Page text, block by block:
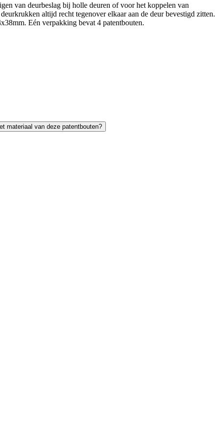
van deurbeslag bij holle deuren of voor het koppelen van
altijd recht tegenover elkaar aan de deur bevestigd zitten.
Eén verpakking bevat 4 patentbouten.
materiaal van deze patentbouten?